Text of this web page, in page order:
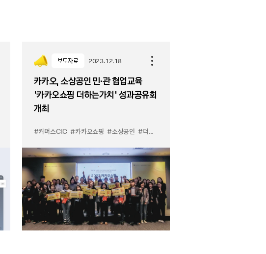
보도자료 2023.12.18
카카오, 소상공인 민∙관 협업교육
‘카카오쇼핑 더하는가치’ 성과공유회
개최
#커머스CIC #카카오쇼핑 #소상공인 #더하는가치